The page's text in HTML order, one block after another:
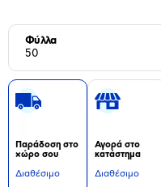
Φύλλα
50
Παράδοση στο
χώρο σου
Διαθέσιμο
Αγορά στο
κατάστημα
Διαθέσιμο